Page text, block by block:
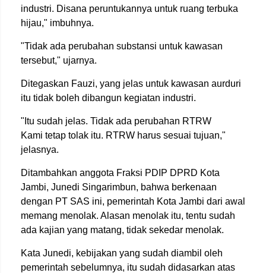
industri. Disana peruntukannya untuk ruang terbuka
hijau," imbuhnya.
"Tidak ada perubahan substansi untuk kawasan
tersebut," ujarnya.
Ditegaskan Fauzi, yang jelas untuk kawasan aurduri
itu tidak boleh dibangun kegiatan industri.
"Itu sudah jelas. Tidak ada perubahan RTRW
Kami tetap tolak itu. RTRW harus sesuai tujuan,"
jelasnya.
Ditambahkan anggota Fraksi PDIP DPRD Kota
Jambi, Junedi Singarimbun, bahwa berkenaan
dengan PT SAS ini, pemerintah Kota Jambi dari awal
memang menolak. Alasan menolak itu, tentu sudah
ada kajian yang matang, tidak sekedar menolak.
Kata Junedi, kebijakan yang sudah diambil oleh
pemerintah sebelumnya, itu sudah didasarkan atas